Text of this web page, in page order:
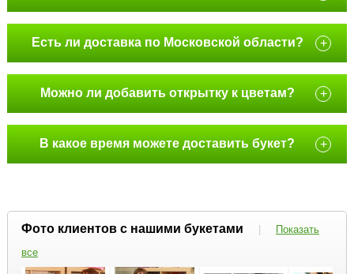
Есть ли доставка по Московской области? +
Можно ли добавить открытку к цветам? +
В какое время можете доставить букет? +
Фото клиентов с нашими букетами |
Показать
все